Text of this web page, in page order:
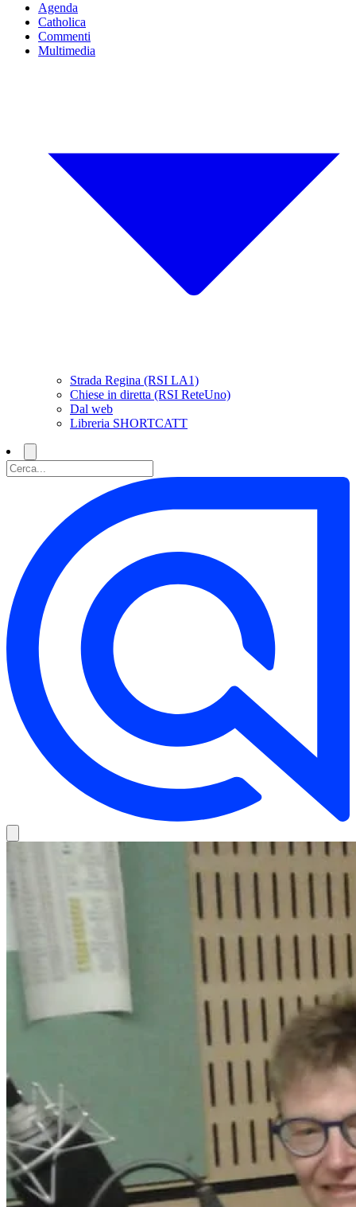
Agenda
Catholica
Commenti
Multimedia
Strada Regina (RSI LA1)
Chiese in diretta (RSI ReteUno)
Dal web
Libreria SHORTCATT